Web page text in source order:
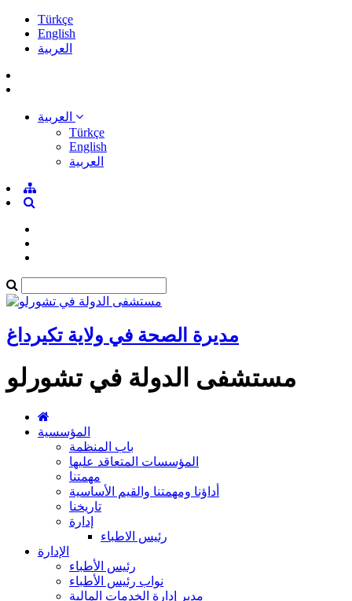
Türkçe
English
العربية
Türkçe
English
العربية
مديرة الصحة في ولاية تكيرداغ
مستشفى الدولة في تشورلو
المؤسسية
باب المنظمة
المؤسسات المتعاقد عليها
مهمتنا
أداؤنا ومهمتنا والقيم الأساسية
تاريخنا
إدارة
رئيس الاطباء
الإدارة
رئيس الأطباء
نواب رئيس الأطباء
مدير إدارة الخدمات المالية